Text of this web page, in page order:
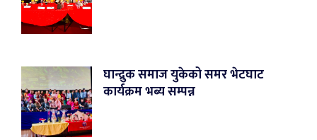
घान्द्रुक समाज युकेको समर भेटघाट
कार्यक्रम भब्य सम्पन्न